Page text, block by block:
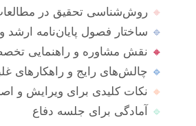
🔸 روش‌شناسی تحقیق در
🔹 ساختار فصول پایان‌نامه ارشد
🔸 نقش مشاوره و راهنمایی
🔹 چالش‌های رایج و راهکارهای
🔸 نکات کلیدی برای ویرایش و
🔹
آمادگی برای جلسه دفاع